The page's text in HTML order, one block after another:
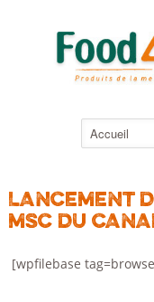
LANCEMENT
MSC DU
[wpfilebase